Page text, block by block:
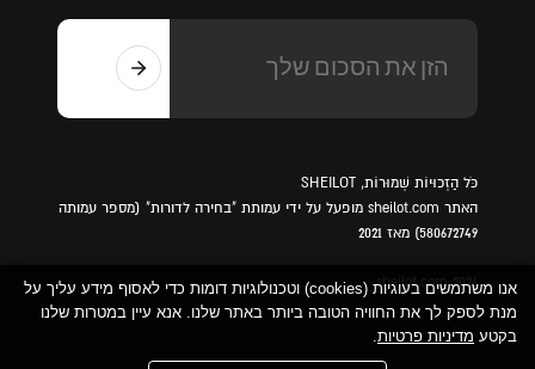
כֹּל הַזְכוּיוֹת שְׁמוּרוֹת, SHEILOT
האתר sheilot.com מופעל על ידי עמותת "בחירה לדורות" (מספר עמותה
580672749) מאז 2021
sheilot.com 2026
אנו משתמשים בעוגיות (cookies) וטכנולוגיות דומות כדי לאסוף מידע עליך על
מנת לספק לך את החוויה הטובה ביותר באתר שלנו. אנא עיין במטרות שלנו
בקטע מדיניות פרטיות.